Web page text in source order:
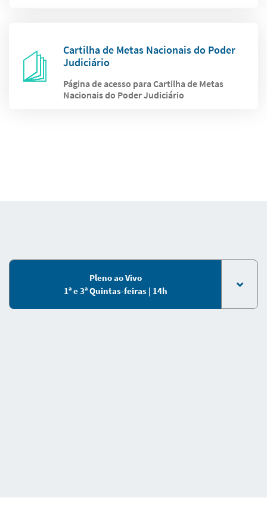
Cartilha de Metas Nacionais do Poder
Judiciário
Página de acesso para Cartilha de Metas
Nacionais do Poder Judiciário
Pleno ao Vivo
1ª e 3ª Quintas-feiras | 14h